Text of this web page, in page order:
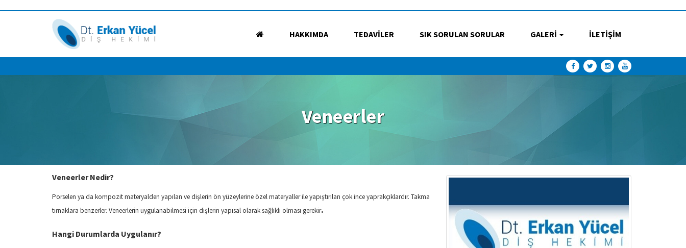
HAKKIMDA TEDAVİLER SIK SORULAN SORULAR GALERİ İLETİŞİM
Veneerler
Veneerler Nedir?
Porselen ya da kompozit materyalden yapılan ve dişlerin ön yüzeylerine özel materyaller ile yapıştırılan çok ince yaprakçıklardır. Takma
tırnaklara benzerler. Veneerlerin uygulanabilmesi için dişlerin yapısal olarak sağlıklı olması gerekir.
Hangi Durumlarda Uygulanır?